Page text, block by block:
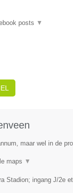
posts ▼
maar wel in de
maps ▼
Stadion; ingang J/2e